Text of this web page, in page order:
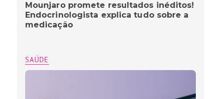
Mounjaro promete resultados inéditos!
Endocrinologista explica tudo sobre a
medicação
SAÚDE